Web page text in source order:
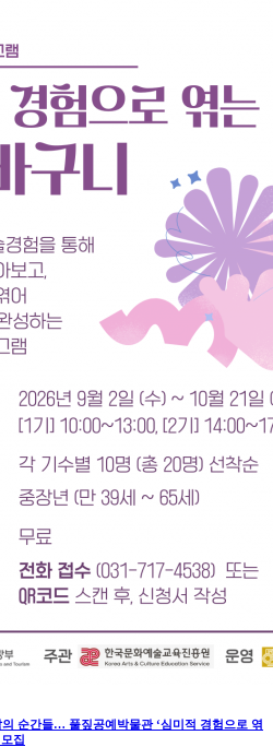
순간들… 풀짚공예박물관 ‘심미적 경험으로 엮
집